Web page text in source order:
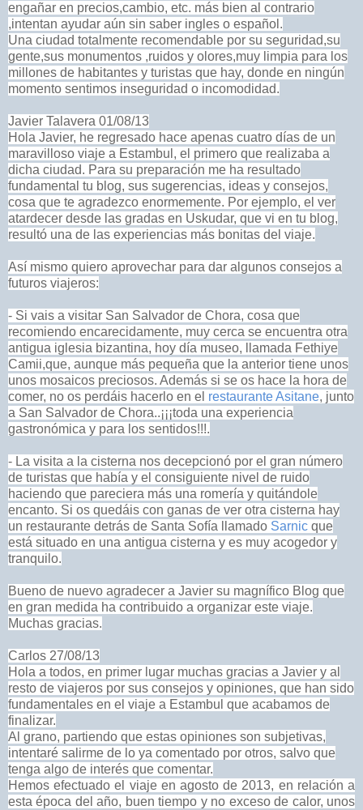
engañar en precios,cambio, etc. más bien al contrario
,intentan ayudar aún sin saber ingles o español.
Una ciudad totalmente recomendable por su seguridad,su
gente,sus monumentos ,ruidos y olores,muy limpia para los
millones de habitantes y turistas que hay, donde en ningún
momento sentimos inseguridad o incomodidad.
Javier Talavera 01/08/13
Hola Javier, he regresado hace apenas cuatro días de un
maravilloso viaje a Estambul, el primero que realizaba a
dicha ciudad. Para su preparación me ha resultado
fundamental tu blog, sus sugerencias, ideas y consejos,
cosa que te agradezco enormemente. Por ejemplo, el ver
atardecer desde las gradas en Uskudar, que vi en tu blog,
resultó una de las experiencias más bonitas del viaje.
Así mismo quiero aprovechar para dar algunos consejos a
futuros viajeros:
- Si vais a visitar San Salvador de Chora, cosa que
recomiendo encarecidamente, muy cerca se encuentra otra
antigua iglesia bizantina, hoy día museo, llamada Fethiye
Camii,que, aunque más pequeña que la anterior tiene unos
unos mosaicos preciosos. Además si se os hace la hora de
comer, no os perdáis hacerlo en el restaurante Asitane, junto
a San Salvador de Chora..¡¡¡toda una experiencia
gastronómica y para los sentidos!!!.
- La visita a la cisterna nos decepcionó por el gran número
de turistas que había y el consiguiente nivel de ruido
haciendo que pareciera más una romería y quitándole
encanto. Si os quedáis con ganas de ver otra cisterna hay
un restaurante detrás de Santa Sofía llamado Sarnic que
está situado en una antigua cisterna y es muy acogedor y
tranquilo.
Bueno de nuevo agradecer a Javier su magnífico Blog que
en gran medida ha contribuido a organizar este viaje.
Muchas gracias.
Carlos 27/08/13
Hola a todos, en primer lugar muchas gracias a Javier y al
resto de viajeros por sus consejos y opiniones, que han sido
fundamentales en el viaje a Estambul que acabamos de
finalizar.
Al grano, partiendo que estas opiniones son subjetivas,
intentaré salirme de lo ya comentado por otros, salvo que
tenga algo de interés que comentar.
Hemos efectuado el viaje en agosto de 2013, en relación a
esta época del año, buen tiempo y no exceso de calor, unos